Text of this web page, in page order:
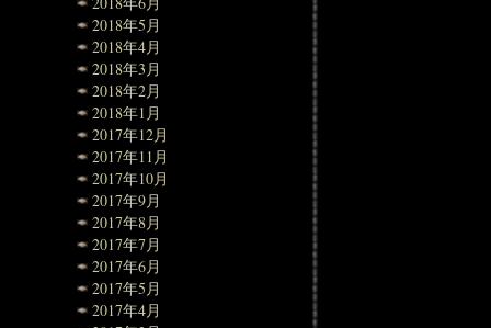
2018年5月
2018年4月
2018年3月
2018年2月
2018年1月
2017年12月
2017年11月
2017年10月
2017年9月
2017年8月
2017年7月
2017年6月
2017年5月
2017年4月